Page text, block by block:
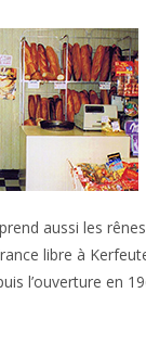
aussi les
libre à
l’ouverture en